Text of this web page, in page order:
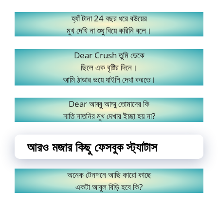
হ্যাঁ টানা 24 বছর ধরে বউয়ের
মুখ দেখি না শুধু বিয়ে করিনি বলে।
Dear Crush তুমি ডেকে
ছিলে এক বৃষ্টির দিনে।
আমি ঠাডার ভয়ে যাইনি দেখা করতে।
Dear আব্বু আম্মু তোমাদের কি
নাতি নাতনির মুখ দেখার ইচ্ছা হয় না?
আরও মজার কিছু ফেসবুক স্ট্যাটাস
অনেক টেনশনে আছি কারো কাছে
একটা আবুল বিড়ি হবে কি?